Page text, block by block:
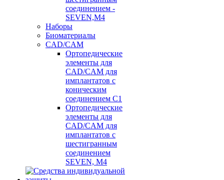
соединением -
SEVEN,M4
Наборы
Биоматериалы
CAD/CAM
Ортопедические
элементы для
CAD/CAM для
имплантатов с
коническим
соединением С1
Ортопедические
элементы для
CAD/CAM для
имплантатов с
шестигранным
соединением
SEVEN, М4